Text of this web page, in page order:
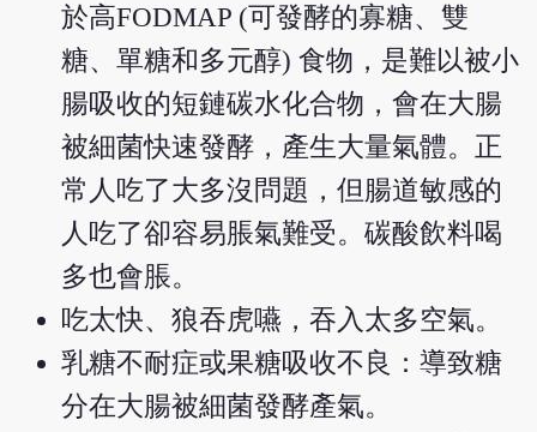
於高FODMAP (可發酵的寡糖、雙
糖、單糖和多元醇) 食物，是難以被小
腸吸收的短鏈碳水化合物，會在大腸
被細菌快速發酵，產生大量氣體。正
常人吃了大多沒問題，但腸道敏感的
人吃了卻容易脹氣難受。碳酸飲料喝
多也會脹。
吃太快、狼吞虎嚥，吞入太多空氣。
乳糖不耐症或果糖吸收不良：導致糖
分在大腸被細菌發酵產氣。